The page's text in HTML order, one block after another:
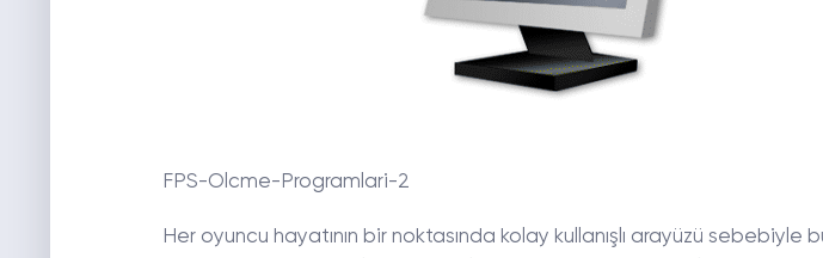
FPS-Olcme-Programlari-2
Her oyuncu hayatının bir noktasında kolay kullanışlı arayüzü sebebiyle